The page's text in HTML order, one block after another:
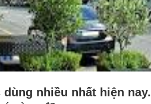
nhiều nhất hiện nay.